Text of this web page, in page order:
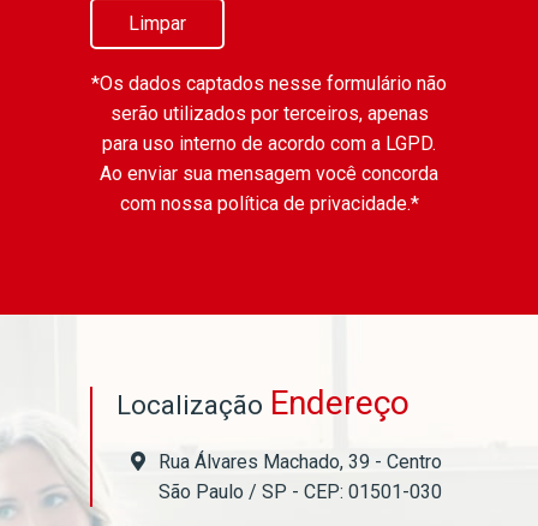
Limpar
*Os dados captados nesse formulário não
serão utilizados por terceiros, apenas
para uso interno de acordo com a LGPD.
Ao enviar sua mensagem você concorda
com nossa política de privacidade.*
Localização Endereço
Rua Álvares Machado, 39 - Centro
São Paulo / SP - CEP: 01501-030